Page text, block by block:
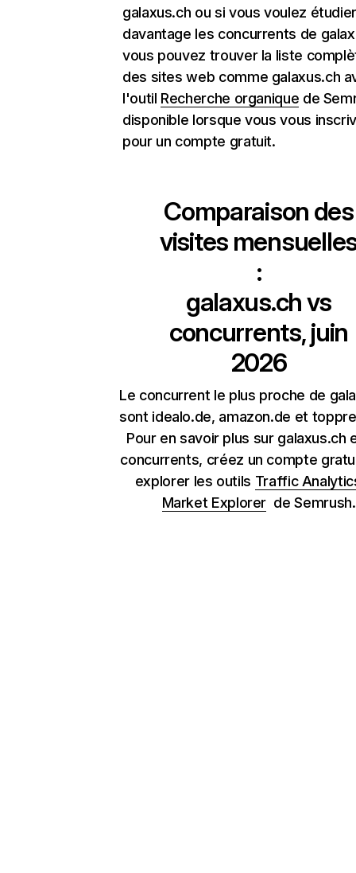
galaxus.ch ou si vous voulez
davantage les concurrents de
vous pouvez trouver la liste
des sites web comme galaxus.ch
l'outil Recherche organique de
disponible lorsque vous vous
pour un compte gratuit.
Comparaison des
visites
:
galaxus.chvs
concurrents, juin
2026
Le concurrent le plus proche de
sont idealo.de, amazon.de et
Pour en savoir plus sur galaxus.ch
concurrents, créez un compte
explorer les outils Traffic
Market Explorer de Semrush.